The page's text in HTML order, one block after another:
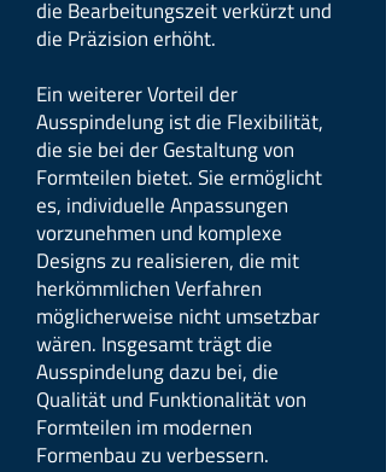
die Bearbeitungszeit verkürzt und
die Präzision erhöht.
Ein weiterer Vorteil der
Ausspindelung ist die Flexibilität,
die sie bei der Gestaltung von
Formteilen bietet. Sie ermöglicht
es, individuelle Anpassungen
vorzunehmen und komplexe
Designs zu realisieren, die mit
herkömmlichen Verfahren
möglicherweise nicht umsetzbar
wären. Insgesamt trägt die
Ausspindelung dazu bei, die
Qualität und Funktionalität von
Formteilen im modernen
Formenbau zu verbessern.